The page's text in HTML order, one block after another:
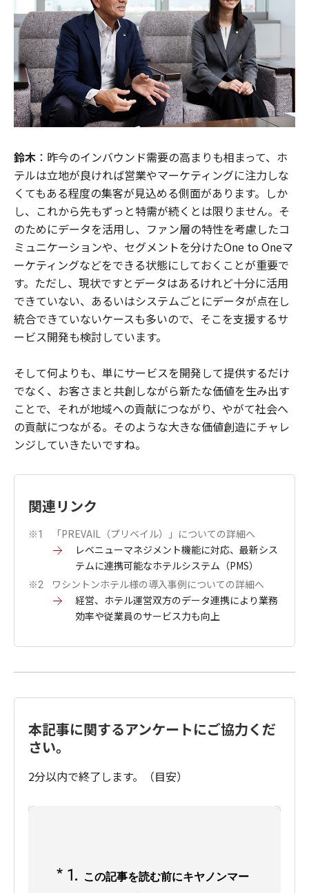
鈴木 ：昨今のインバウンド需要の高まりも相まって、ホ
テルは立地が良ければ営業やマーケティングに注力しな
くてもある程度の集客が見込める側面があります。しか
し、これから先もずっと特需が続くとは限りません。そ
のためにデータを活用し、ファン層の特性を考慮したコ
ミュニケーションや、セグメントを分けたOne to Oneマ
ーケティングなどをできる状態にしておくことが重要で
す。ただし、現状ですとデータはあるけれど十分に活用
できていない、あるいはシステムごとにデータが点在し
統合できていないケースも多いので、そこを支援するサ
ービス開発も検討しています。
そして何よりも、単にサービスを開発して提供するだけ
でなく、お客さまと共創しながら新たな価値を生み出す
ことで、それが地域への貢献につながり、やがて社会へ
の貢献につながる。そのような大きな価値創造にチャレ
ンジしていきたいですね。
関連リンク
※1
「PREVAIL（プリベイル）」についての詳細へ
レベニューマネジメント機能に対応、最新シス
テムに連携可能なホテルシステム（PMS）
※2
ワシントンホテル様の導入事例についての詳細へ
経営、ホテル運営双方のデータ連携により業務
効率や従業員のサービス力も向上
本記事に関するアンケートにご協力くだ
さい。
2分以内で終了します。（目安）